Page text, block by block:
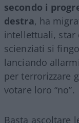
secondo i
destra, ha
intellettuali, star
scienziati si
lanciando
per terrorizzare
votare loro “no”.
Basta ascoltare